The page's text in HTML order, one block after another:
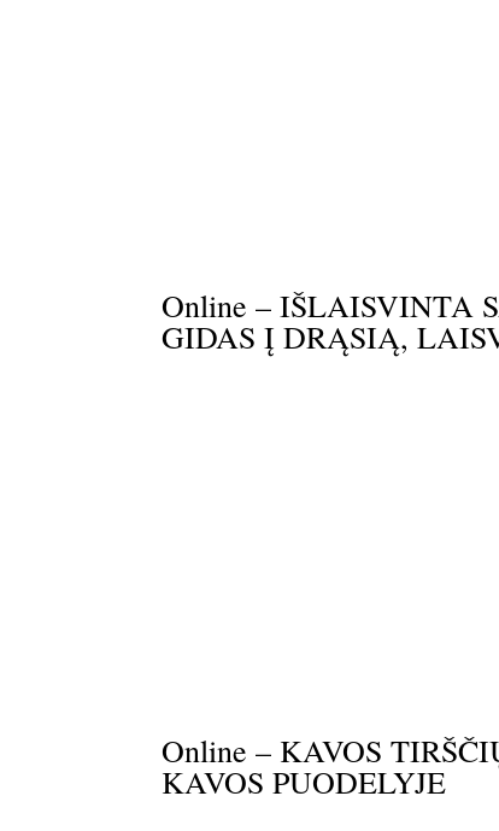
Online – IŠLAISVINTA
GIDAS Į DRĄSIĄ,
Online – KAVOS
KAVOS PUODELYJE